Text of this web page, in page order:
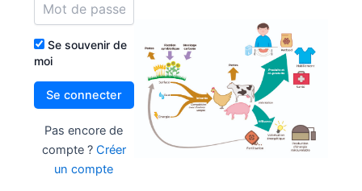
Se souvenir de
moi
Pas encore de
compte ? Créer
un compte